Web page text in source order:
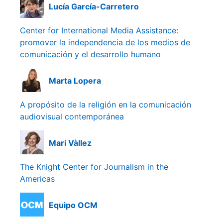
Lucía García-Carretero
Center for International Media Assistance:
promover la independencia de los medios de
comunicación y el desarrollo humano
Marta Lopera
A propósito de la religión en la comunicación
audiovisual contemporánea
Mari Vàllez
The Knight Center for Journalism in the
Americas
Equipo OCM